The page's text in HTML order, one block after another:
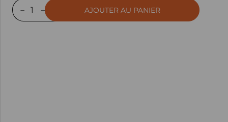
AJOUTER AU PANIER